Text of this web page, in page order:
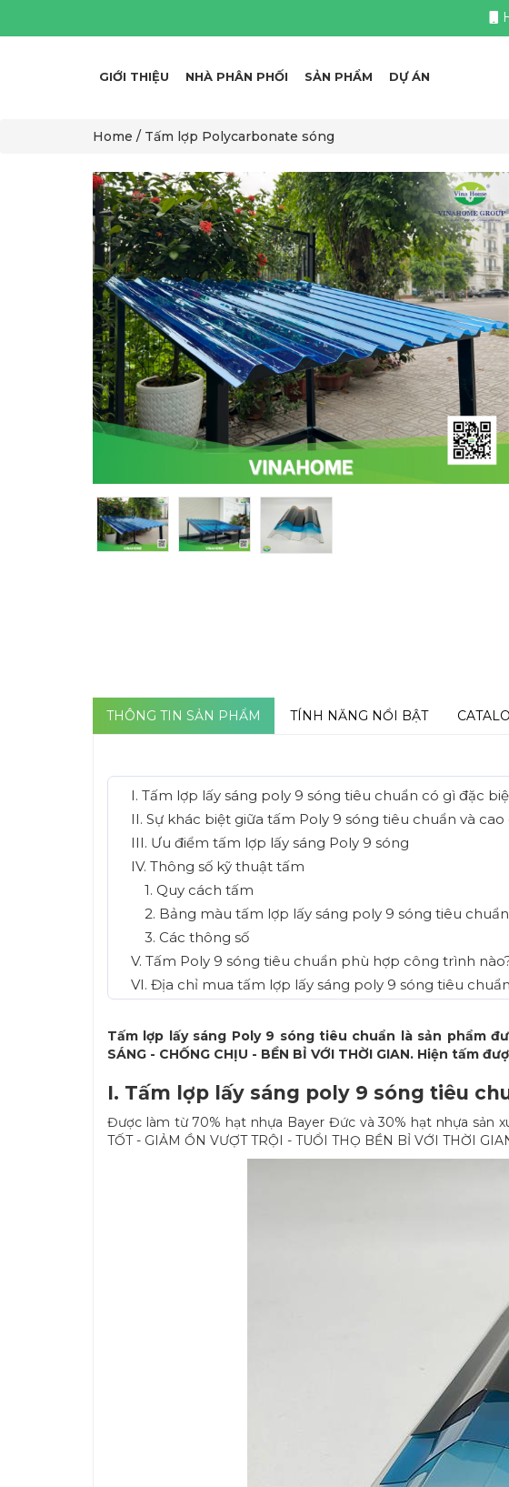
GIỚI THIỆU NHÀ PHÂN PHỐI SẢN PHẨM DỰ ÁN
Home / Tấm lợp Polycarbonate sóng
THÔNG TIN SẢN PHẨM TÍNH NĂNG NỔI BẬT
I. Tấm lợp lấy sáng poly 9 sóng tiêu chuẩn có gì đặc
II. Sự khác biệt giữa tấm Poly 9 sóng tiêu chuẩn và cao
III. Ưu điểm tấm lợp lấy sáng Poly 9 sóng
IV. Thông số kỹ thuật tấm
1. Quy cách tấm
2. Bảng màu tấm lợp lấy sáng poly 9 sóng tiêu chuẩn
3. Các thông số
V. Tấm Poly 9 sóng tiêu chuẩn phù hợp công trình
VI. Địa chỉ mua tấm lợp lấy sáng poly 9 sóng tiêu
Tấm lợp lấy sáng Poly 9 sóng tiêu chuẩn là sản phẩm
SÁNG - CHỐNG CHỊU - BỀN BỈ VỚI THỜI GIAN. Hiện
I. Tấm lợp lấy sáng poly 9 sóng tiêu
Được làm từ 70% hạt nhựa Bayer Đức và 30% hạt nhựa sản
TỐT - GIẢM ỒN VƯỢT TRỘI - TUỔI THỌ BỀN BỈ VỚI THỜI